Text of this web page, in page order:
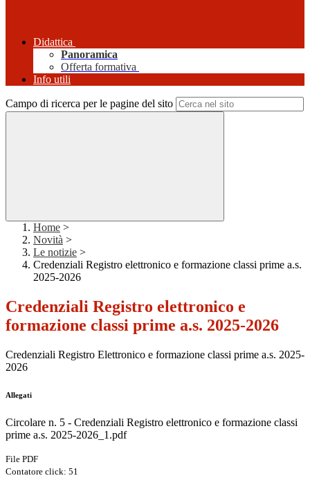
Didattica
Panoramica
Offerta formativa
Info utili
Campo di ricerca per le pagine del sito
Home >
Novità >
Le notizie >
Credenziali Registro elettronico e formazione classi prime a.s.
2025-2026
Credenziali Registro elettronico e
formazione classi prime a.s. 2025-2026
Credenziali Registro Elettronico e formazione classi prime a.s. 2025-
2026
Allegati
Circolare n. 5 - Credenziali Registro elettronico e formazione classi
prime a.s. 2025-2026_1.pdf
File PDF
Contatore click: 51